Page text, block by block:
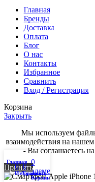
Главная
Бренды
Доставка
Оплата
Блог
О нас
Контакты
Избранное
Сравнить
Вход / Регистрация
Корзина
Закрыть
Главная
0
Избранное
0
Сравнить
0
элемент
Корзина
Мы используем
взаимодействия на
- Вы соглашаетесь
Принять